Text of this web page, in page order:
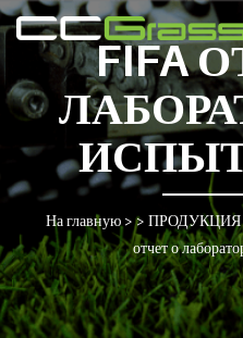
FIFA
На главную> > ПРОДУКЦИЯ
отчет о